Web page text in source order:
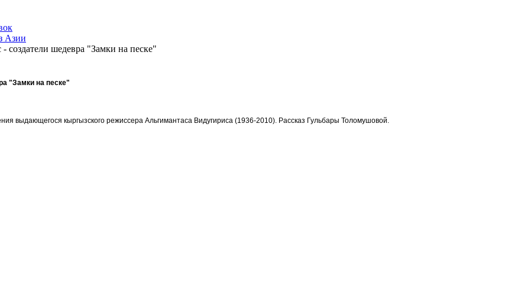
Азии
шедевра "Замки на песке"
"Замки на песке"
выдающегося кыргызского режиссера Альгимантаса Видугириса (1936-2010). Рассказ Гульбары Толомушовой.